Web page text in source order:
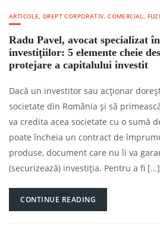
ARTICOLE, DREPT CORPORATIV, COMERCIAL,
Radu Pavel, avocat specializat
investiţiilor: 5 elemente cheie
protejare a capitalului investit
Dacă un investitor sau acţionar
societate din România şi să
va credita acea societate cu o sumă
poate încheia un contract de
produse, document care nu îi va
(securizează) investiţia. Pentru a fi […]
CONTINUE READING